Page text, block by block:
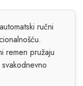
ručni
remen pružaju